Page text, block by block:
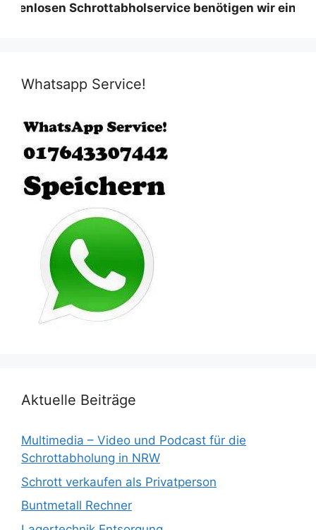
Schrottabholservice benötigen wir eine
Whatsapp Service!
Aktuelle Beiträge
Multimedia – Video und Podcast für die
Schrottabholung in NRW
Schrott verkaufen als Privatperson
Buntmetall Rechner